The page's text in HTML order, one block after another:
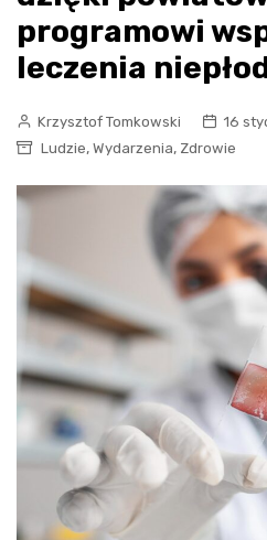
programowi
leczenia
Krzysztof Tomkowski
16
Ludzie, Wydarzenia, Zdrowie